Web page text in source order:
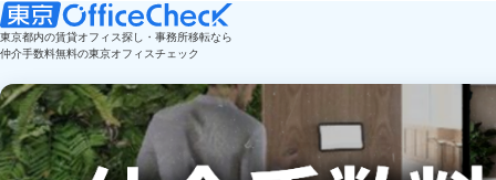
東京都内の賃貸オフィス探し・事務所移転なら
仲介手数料無料の東京オフィスチェック